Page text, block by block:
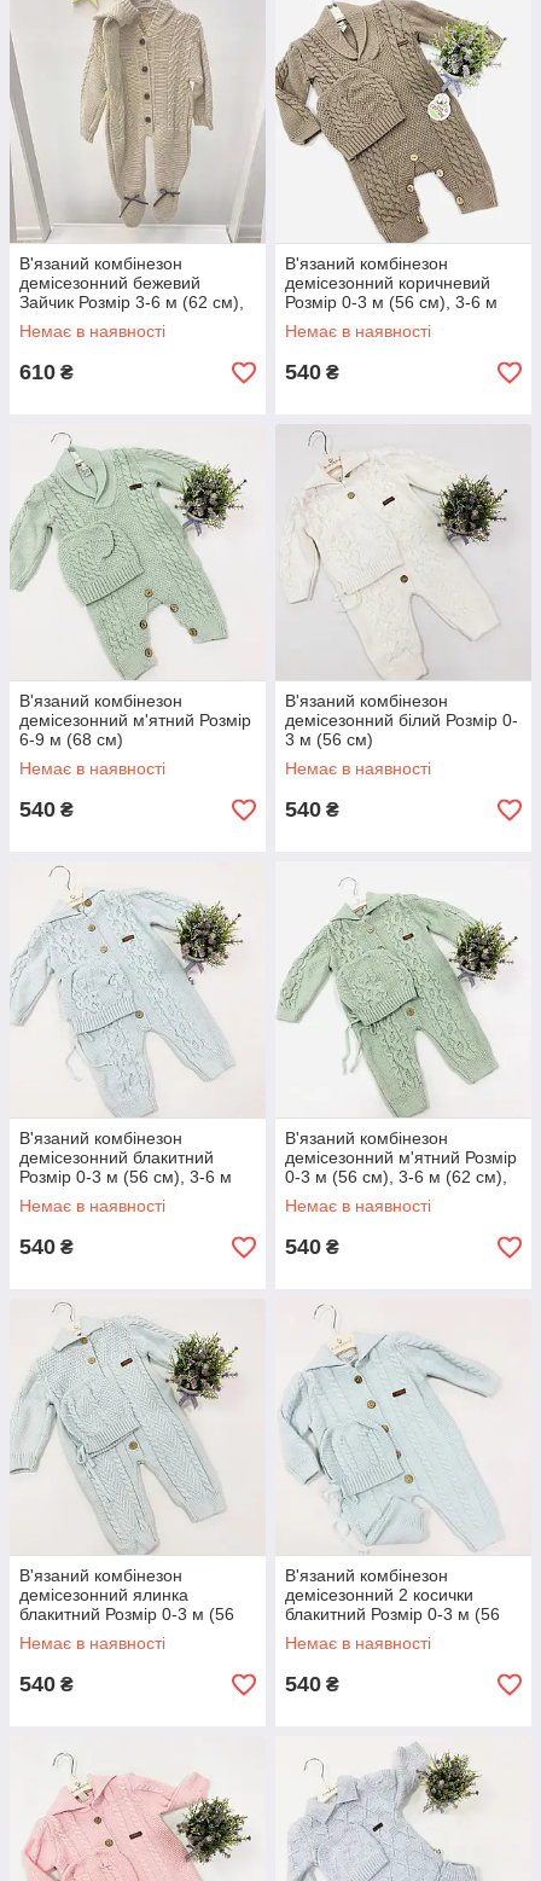
В'язаний комбінезон
демісезонний бежевий
Зайчик Розмір 3-6 м (62 см),
6-9 м (68 см), 9-12 м (74 см)
Немає в наявності
610 ₴
В'язаний комбінезон
демісезонний коричневий
Розмір 0-3 м (56 см), 3-6 м
(62 см), 6-9 м (68 см)
Немає в наявності
540 ₴
В'язаний комбінезон
демісезонний м'ятний Розмір
6-9 м (68 см)
Немає в наявності
540 ₴
В'язаний комбінезон
демісезонний білий Розмір 0-
3 м (56 см)
Немає в наявності
540 ₴
В'язаний комбінезон
демісезонний блакитний
Розмір 0-3 м (56 см), 3-6 м
(62 см), 6-9 м (68 см)
Немає в наявності
540 ₴
В'язаний комбінезон
демісезонний м'ятний Розмір
0-3 м (56 см), 3-6 м (62 см),
6-9 м (68 см)
Немає в наявності
540 ₴
В'язаний комбінезон
демісезонний ялинка
блакитний Розмір 0-3 м (56
см), 3-6 м (62 см), 6-9 м (68
см)
Немає в наявності
540 ₴
В'язаний комбінезон
демісезонний 2 косички
блакитний Розмір 0-3 м (56
см), 3-6 м (62 см), 6-9 м (68
см)
Немає в наявності
540 ₴